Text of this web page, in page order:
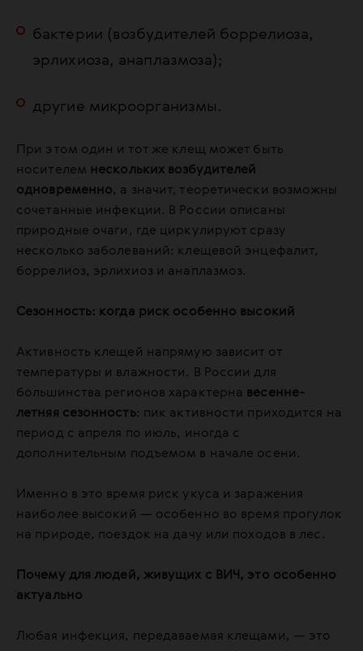
бактерии (возбудителей боррелиоза,
эрлихиоза, анаплазмоза);
другие микроорганизмы.
При этом один и тот же клещ может быть
носителем нескольких возбудителей
одновременно, а значит, теоретически возможны
сочетанные инфекции. В России описаны
природные очаги, где циркулируют сразу
несколько заболеваний: клещевой энцефалит,
боррелиоз, эрлихиоз и анаплазмоз.
Сезонность: когда риск особенно высокий
Активность клещей напрямую зависит от
температуры и влажности. В России для
большинства регионов характерна весенне-
летняя сезонность: пик активности приходится на
период с апреля по июль, иногда с
дополнительным подъемом в начале осени.
Именно в это время риск укуса и заражения
наиболее высокий — особенно во время прогулок
на природе, поездок на дачу или походов в лес.
Почему для людей, живущих с ВИЧ, это особенно
актуально
Любая инфекция, передаваемая клещами, — это